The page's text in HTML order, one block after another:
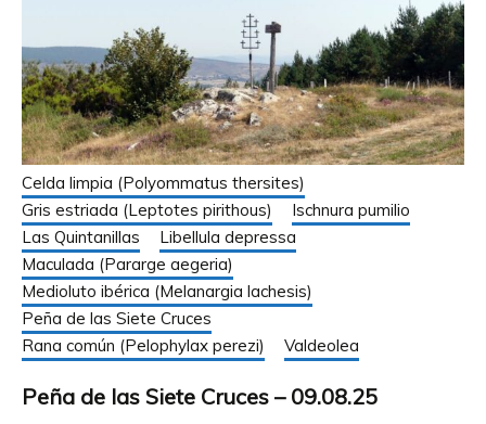
Celda limpia (Polyommatus thersites)
Gris estriada (Leptotes pirithous)
Ischnura pumilio
Las Quintanillas
Libellula depressa
Maculada (Pararge aegeria)
Medioluto ibérica (Melanargia lachesis)
Peña de las Siete Cruces
Rana común (Pelophylax perezi)
Valdeolea
Peña de las Siete Cruces – 09.08.25